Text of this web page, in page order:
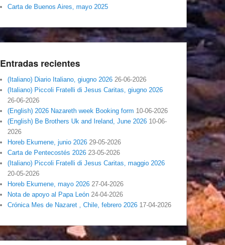
Carta de Buenos Aires, mayo 2025
Entradas recientes
(Italiano) Diario Italiano, giugno 2026 26-06-2026
(Italiano) Piccoli Fratelli di Jesus Caritas, giugno 2026
26-06-2026
(English) 2026 Nazareth week Booking form 10-06-2026
(English) Be Brothers Uk and Ireland, June 2026 10-06-
2026
Horeb Ekumene, junio 2026 29-05-2026
Carta de Pentecostés 2026 23-05-2026
(Italiano) Piccoli Fratelli di Jesus Caritas, maggio 2026
20-05-2026
Horeb Ekumene, mayo 2026 27-04-2026
Nota de apoyo al Papa León 24-04-2026
Crónica Mes de Nazaret , Chile, febrero 2026 17-04-2026